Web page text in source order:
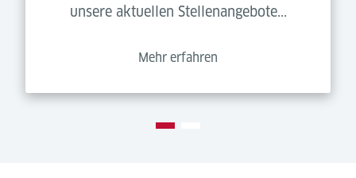
unsere aktuellen Stellenangebote...
Mehr erfahren